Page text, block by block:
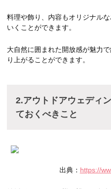
料理や飾り、内容もオリジナル
いくことができます。
大自然に囲まれた開放感が魅力
り上がることができます。
2.アウトドアウェディ
ておくべきこと
出典： https://